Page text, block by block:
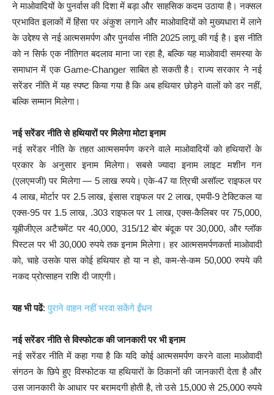
ने माओवादियों के पुनर्वास की दिशा में बड़ा और साहसिक कदम उठाया है। नक्सल
प्रभावित इलाकों में हिंसा पर अंकुश लगाने और माओवादियों को मुख्यधारा में लाने
के उद्देश्य से नई आत्मसमर्पण और पुनर्वास नीति 2025 लागू की गई है। इस नीति
को न सिर्फ एक नीतिगत बदलाव माना जा रहा है, बल्कि यह माओवादी समस्या के
समाधान में एक Game-Changer साबित हो सकती है। राज्य सरकार ने नई
सरेंडर नीति में यह स्पष्ट किया गया है कि अब हथियार छोड़ने वालों को डर नहीं,
बल्कि सम्मान मिलेगा।
नई सरेंडर नीति से हथियारों पर मिलेगा मोटा इनाम
नई सरेंडर नीति के तहत आत्मसमर्पण करने वाले माओवादियों को हथियारों के
प्रकार के अनुसार इनाम मिलेगा। सबसे ज्यादा इनाम लाइट मशीन गन
(एलएमजी) पर मिलेगा — 5 लाख रुपये। एके-47 या त्रिची असॉल्ट राइफल पर
4 लाख, मोर्टार पर 2.5 लाख, इंसास राइफल पर 2 लाख, एमपी-9 टेक्टिकल या
एक्स-95 पर 1.5 लाख, .303 राइफल पर 1 लाख, एक्स-कैलिबर पर 75,000,
यूबीजीएल अटैचमेंट पर 40,000, 315/12 बोर बंदूक पर 30,000, और ग्लॉक
पिस्टल पर भी 30,000 रुपये तक इनाम मिलेगा। हर आत्मसमर्पणकर्ता माओवादी
को, चाहे उसके पास कोई हथियार हो या न हो, कम-से-कम 50,000 रुपये की
नकद प्रोत्साहन राशि दी जाएगी।
यह भी पढें:पुराने वाहन नहीं भरवा सकेंगे ईंधन
नई सरेंडर नीति से विस्फोटक की जानकारी पर भी इनाम
नई सरेंडर नीति में कहा गया है कि यदि कोई आत्मसमर्पण करने वाला माओवादी
संगठन के छिपे हुए विस्फोटक या हथियारों के ठिकानों की जानकारी देता है और
उस जानकारी के आधार पर बरामदगी होती है, तो उसे 15,000 से 25,000 रुपये